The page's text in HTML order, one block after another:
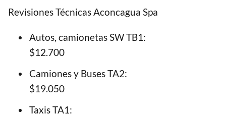
Revisiones Técnicas Aconcagua Spa
Autos, camionetas SW TB1:
$12.700
Camiones y Buses TA2:
$19.050
Taxis TA1: